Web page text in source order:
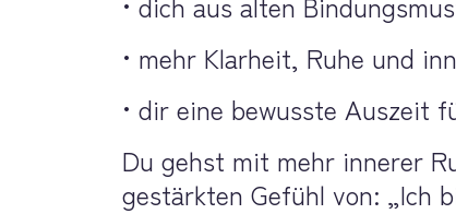
• mehr Klarheit, Ruhe und
• dir eine bewusste Auszeit
Du gehst mit mehr innerer
gestärkten Gefühl von: „Ich